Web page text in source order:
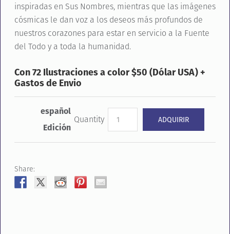
inspiradas en Sus Nombres, mientras que las imágenes
cósmicas le dan voz a los deseos más profundos de
nuestros corazones para estar en servicio a la Fuente
del Todo y a toda la humanidad.
Con 72 Ilustraciones a color $50 (Dólar USA) +
Gastos de Envio
español
Edición
Quantity
Share: